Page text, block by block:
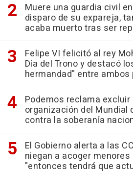
Muere una guardia civil
disparo de su expareja,
acaba muerto tras ser
Felipe VI felicitó al rey
Día del Trono y destacó
hermandad" entre ambos
Podemos reclama
organización del Mundial
contra la soberanía
El Gobierno alerta a las
niegan a acoger menores
"entonces tendrá que